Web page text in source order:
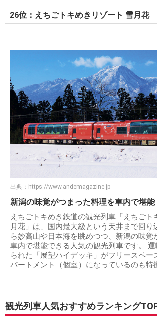
26位：えちごトキめきリゾート 雪月花
出典： https://www.andemagazine.jp
新潟の味覚がつまった料理を車内で堪能
えちごトキめき鉄道の観光列車「えちごト
月花」は、国内最大級という天井まで回り
ら妙高山や日本海を眺めつつ、新潟の味覚
車内で堪能できる人気の観光列車です。
られた「展望ハイデッキ」がフリースペー
パートメント（個室）になっているのも特
観光列車人気おすすめランキング